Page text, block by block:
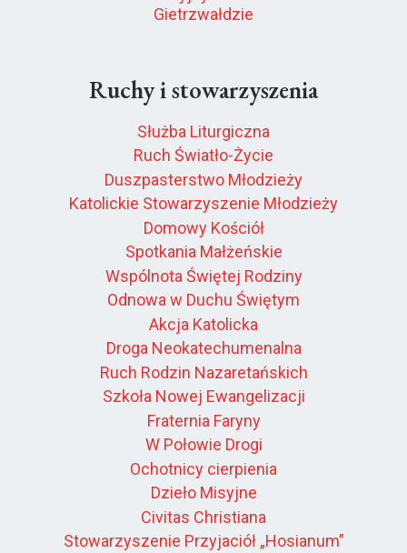
Gietrzwałdzie
Ruchy i stowarzyszenia
Służba Liturgiczna
Ruch Światło-Życie
Duszpasterstwo Młodzieży
Katolickie Stowarzyszenie Młodzieży
Domowy Kościół
Spotkania Małżeńskie
Wspólnota Świętej Rodziny
Odnowa w Duchu Świętym
Akcja Katolicka
Droga Neokatechumenalna
Ruch Rodzin Nazaretańskich
Szkoła Nowej Ewangelizacji
Fraternia Faryny
W Połowie Drogi
Ochotnicy cierpienia
Dzieło Misyjne
Civitas Christiana
Stowarzyszenie Przyjaciół „Hosianum”